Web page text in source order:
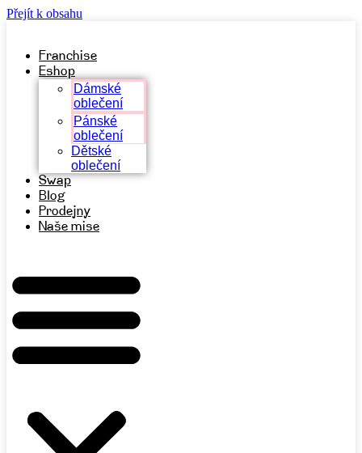
Přejít k obsahu
Franchise
Eshop
Dámské
oblečení
Pánské
oblečení
Dětské
oblečení
Swap
Blog
Prodejny
Naše mise